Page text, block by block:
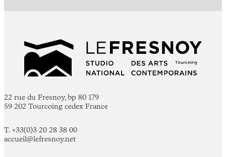
22 rue du Fresnoy, bp 80 179
59 202 Tourcoing cedex France
T. +33(0)3 20 28 38 00
accueil@lefresnoy.net